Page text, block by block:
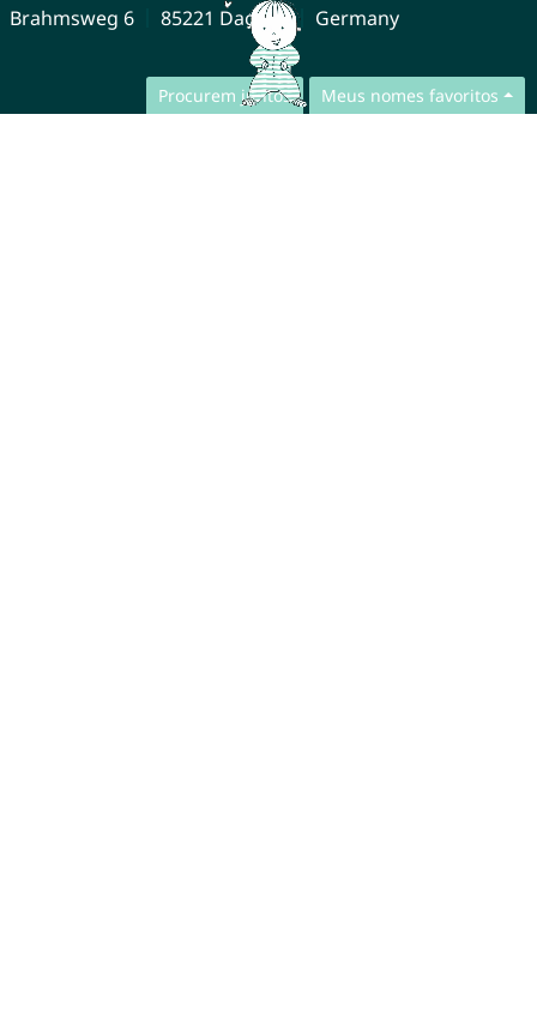
Procurem juntos Meus nomes favoritos
Brahmsweg 6
85221 Dachau Germany